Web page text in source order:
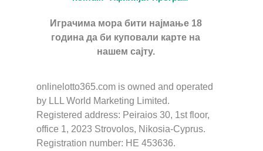
Играчима мора бити најмање 18
година да би куповали карте на
нашем сајту.
onlinelotto365.com is owned and operated
by LLL World Marketing Limited.
Registered address: Peiraios 30, 1st floor,
office 1, 2023 Strovolos, Nikosia-Cyprus.
Registration number: HE 453636.